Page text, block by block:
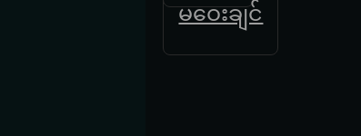
မဝေးချင်